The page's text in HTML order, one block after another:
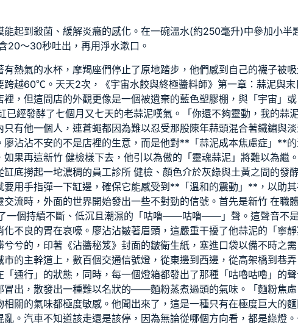
起到殺菌、緩解炎癥的感化。在一碗溫水(約250毫升)中參加小半
20～30秒吐出，再用淨水漱口。
熱氣的水杯，摩羯座們停止了原地踏步，他們感到自己的襪子被
跨越60℃。天天2次，《宇宙水餃與終極醬料師》第一章：蒜泥與
，但這間店的外觀更像是一個被遺棄的藍色塑膠棚，與「宇宙」
已經發酵了七個月又七天的老蒜泥嘆氣。「你還不夠靈動，我的蒜
有他一個人，連蒼蠅都因為難以忍受那股陳年蒜頭混合著鐵鏽與
沾沾不安的不是店裡的生意，而是他對**「蒜泥成本焦慮症」**
如果再這新竹 健檢樣下去，他引以為傲的「靈魂蒜泥」將難以為繼
缸底撈起一坨濃稠的員工診所 健檢 、顏色介於灰綠與土黃之間的發
用手指彈一下缸邊，確保它能感受到**「溫和的震動」**，以助其
流時，外面的世界開始發出一些不對勁的信號。首先是新竹 在職
一個持續不斷、低沉且潮濕的「咕嚕——咕嚕——」聲。這聲音不
不良的胃在哀嚎。廖沾沾皺著眉頭，這嚴重干擾了他蒜泥的「寧
兮的，印著《沾醬秘笈》封面的皺衛生紙，塞進口袋以備不時之
的主幹道上，數百個交通信號燈，從東邊到西邊，從高架橋到巷
通行」的狀態，同時，每一個燈箱都發出了那種「咕嚕咕嚕」的
冒出，散發出一種難以名狀的——麵粉蒸煮過頭的氣味。「麵粉焦
關的氣味都極度敏感。他聞出來了，這是一種只有在極度巨大的
。汽車不知道該走還是該停，因為無論從哪個方向看，都是綠燈